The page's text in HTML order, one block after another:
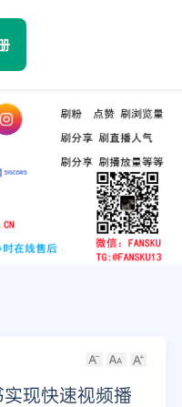
Facebook
TikTok
YouTube
Twitter
现快速视频播